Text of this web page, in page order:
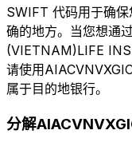
SWIFT 代码用于确
确的地方。当您想通
(VIETNAM)LIFE
请使用
属于目的地银行。
分解